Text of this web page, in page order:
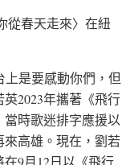
從春天走來〉在紐
上是要感動你們，但
2023年攜著《飛行
時歌迷排字應援以
高雄。現在，劉若
9月12日以《飛行